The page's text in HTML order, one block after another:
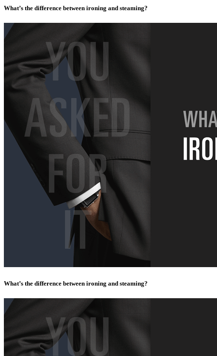
What’s the difference between ironing and steaming?
What’s the difference between ironing and steaming?